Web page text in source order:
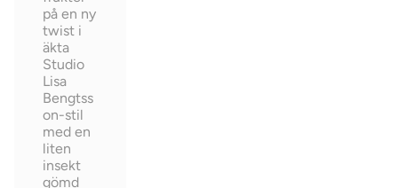
på en ny
twist i
äkta
Studio
Lisa
Bengtss
on-stil
med en
liten
insekt
gömd